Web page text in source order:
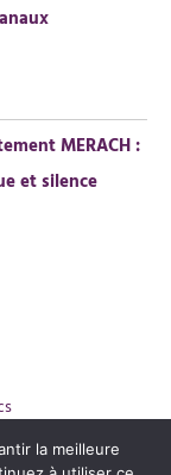
MERACH :
et silence
la meilleure